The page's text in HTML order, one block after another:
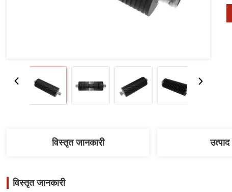
विस्तृत जानकारी उत्पाद
विस्तृत जानकारी